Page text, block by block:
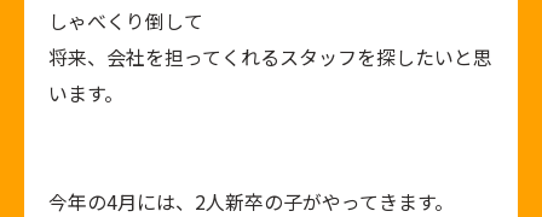
しゃべくり倒して
将来、会社を担ってくれるスタッフを探したいと思
います。
今年の4月には、2人新卒の子がやってきます。